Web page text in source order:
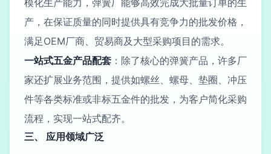
模化生产能力，弹簧厂能够高效完成大批量订单的生
产，在保证质量的同时提供具有竞争力的批发价格，
满足OEM厂商、贸易商及大型采购项目的需求。
一站式五金产品配套 ：除了核心的弹簧产品，许多厂
家还扩展业务范围，提供如螺丝、螺母、垫圈、冲压
件等各类标准或非标五金件的批发，为客户简化采购
流程，实现一站式配齐。
三、 应用领域广泛